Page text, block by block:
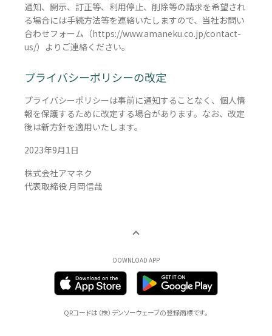
通知、開示、訂正等、利用停止、削除等の請求を希望され
る場合には手続方法等を連絡いたしますので、当社お問い
合わせフォーム（https://www.amaneku.co.jp/contact-
us/）よりご連絡ください。
プライバシーポリシーの改定
プライバシーポリシーは事前に通知することなく、個人情
報を保護するために改定する場合があります。なお、改定
後は新方針を適用いたします。
2023年9月1日
株式会社アマネク
代表取締役 月岡信哉
DOWNLOAD APP
QRコードは（株）デンソーウェーブの登録商標です。